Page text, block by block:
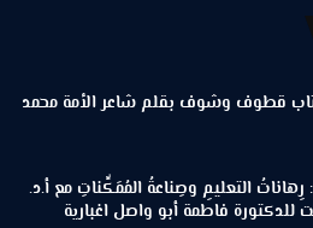
قطوف وشوف بقلم شاعر الأمة محمد
التعليمِ وصِناعةُ المُمَكِّناتِ مع أ.د.
فاطمة أبو واصل اغبارية